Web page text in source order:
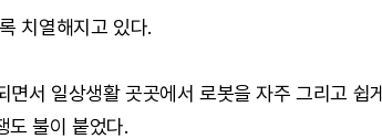
치열해지고 있다.
서 일상생활 곳곳에서 로봇을 자주 그리고 쉽게
도 불이 붙었다.